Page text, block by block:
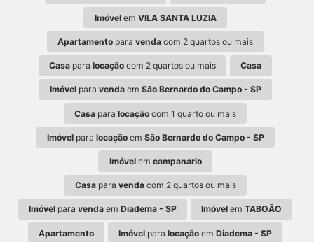
Imóvelem VILA SANTA LUZIA
Apartamento para venda com 2 quartos ou mais
Casapara locaçãocom 2 quartos ou mais Casa
Imóvelpara vendaem São Bernardo do Campo - SP
Casa para locação com 1 quarto ou mais
Imóvelpara locaçãoem São Bernardo do Campo - SP
Imóvelem campanario
Casapara vendacom 2 quartos ou mais
Imóvelpara vendaem Diadema - SP Imóvel emTABOÃO
Apartamento Imóvel paralocação emDiadema - SP